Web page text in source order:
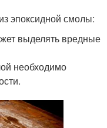
эпоксидной смолы:
выделять вредные
необходимо